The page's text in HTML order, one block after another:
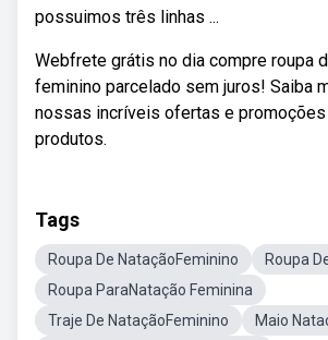
possuimos três linhas ...
Webfrete grátis no dia compre roupa
feminino parcelado sem juros! Saiba
nossas incríveis ofertas e
produtos.
Tags
Roupa De NataçãoFeminino
Roupa
Roupa ParaNatação Feminina
Traje De NataçãoFeminino
Maio